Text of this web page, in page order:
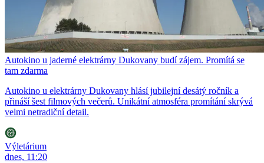
Autokino u jaderné elektrárny Dukovany budí zájem. Promítá se
tam zdarma
Autokino u elektrárny Dukovany hlásí jubilejní desátý ročník a
přináší šest filmových večerů. Unikátní atmosféra promítání skrývá
velmi netradiční detail.
Výletárium
dnes, 11:20